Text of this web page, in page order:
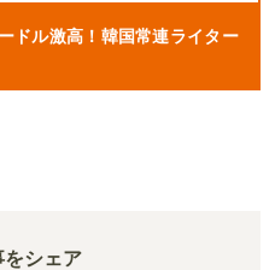
ドル激高！韓国常連ライター
をシェア